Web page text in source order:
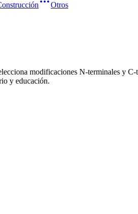
Otros
modificaciones N-terminales y
y educación.